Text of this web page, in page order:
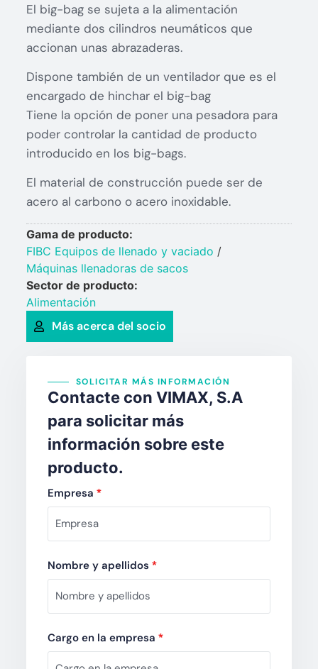
El big-bag se sujeta a la alimentación
mediante dos cilindros neumáticos que
accionan unas abrazaderas.
Dispone también de un ventilador que es el
encargado de hinchar el big-bag
Tiene la opción de poner una pesadora para
poder controlar la cantidad de producto
introducido en los big-bags.
El material de construcción puede ser de
acero al carbono o acero inoxidable.
Gama de producto:
FIBC Equipos de llenado y vaciado /
Máquinas llenadoras de sacos
Sector de producto:
Alimentación
Más acerca del socio
SOLICITAR MÁS INFORMACIÓN
Contacte con VIMAX, S.A
para solicitar más
información sobre este
producto.
Empresa *
Nombre y apellidos *
Cargo en la empresa *